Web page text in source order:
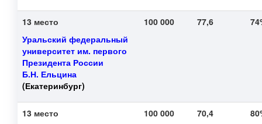
13 место
Уральский федеральный
университет им. первого
Президента России
Б.Н. Ельцина
(Екатеринбург)
100 000 77,6
13 место
100 000 70,4